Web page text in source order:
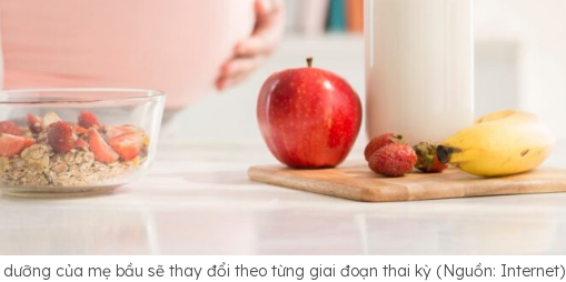
dưỡng của mẹ bầu sẽ thay đổi theo từng giai đoạn thai kỳ (Nguồn: Internet)